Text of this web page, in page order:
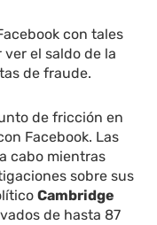
con tales
el saldo de la
de fraude.
de fricción en
Facebook. Las
cabo mientras
sobre sus
Cambridge
de hasta 87